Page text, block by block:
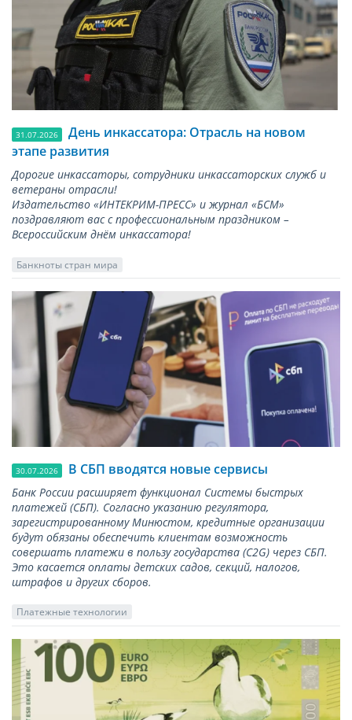
31.07.2026
День инкассатора: Отрасль на новом
этапе развития
Дорогие инкассаторы, сотрудники инкассаторских служб и
ветераны отрасли!
Издательство «ИНТЕКРИМ-ПРЕСС» и журнал «БСМ»
поздравляют вас с профессиональным праздником –
Всероссийским днём инкассатора!
Банкноты стран мира
30.07.2026 В СБП вводятся новые сервисы
Банк России расширяет функционал Системы быстрых
платежей (СБП). Согласно указанию регулятора,
зарегистрированному Минюстом, кредитные организации
будут обязаны обеспечить клиентам возможность
совершать платежи в пользу государства (С2G) через СБП.
Это касается оплаты детских садов, секций, налогов,
штрафов и других сборов.
Платежные технологии